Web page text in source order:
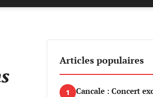
Articles populaires
1
Cancale : Concert